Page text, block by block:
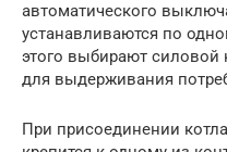
автоматического
устанавливаются по
этого выбирают силовой
для выдерживания
При присоединении